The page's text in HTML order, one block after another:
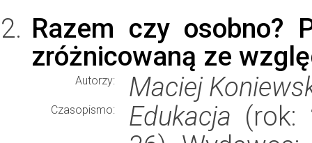
Razem czy osobno?
zróżnicowaną ze
Autorzy: Maciej
Czasopismo: Edukacja (rok: